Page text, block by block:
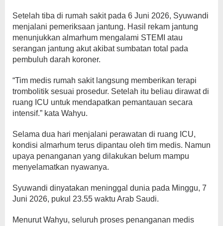
Setelah tiba di rumah sakit pada 6 Juni 2026, Syuwandi
menjalani pemeriksaan jantung. Hasil rekam jantung
menunjukkan almarhum mengalami STEMI atau
serangan jantung akut akibat sumbatan total pada
pembuluh darah koroner.
“Tim medis rumah sakit langsung memberikan terapi
trombolitik sesuai prosedur. Setelah itu beliau dirawat di
ruang ICU untuk mendapatkan pemantauan secara
intensif.” kata Wahyu.
Selama dua hari menjalani perawatan di ruang ICU,
kondisi almarhum terus dipantau oleh tim medis. Namun
upaya penanganan yang dilakukan belum mampu
menyelamatkan nyawanya.
Syuwandi dinyatakan meninggal dunia pada Minggu, 7
Juni 2026, pukul 23.55 waktu Arab Saudi.
Menurut Wahyu, seluruh proses penanganan medis